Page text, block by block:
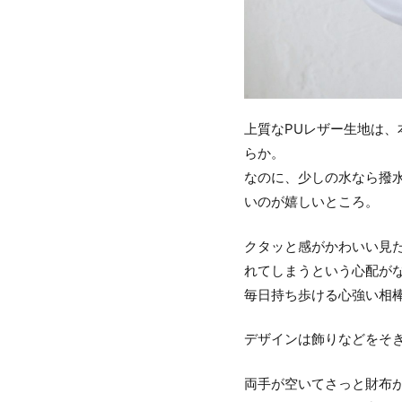
上質なPUレザー生地は
らか。
なのに、少しの水なら撥
いのが嬉しいところ。
クタッと感がかわいい
れてしまうという心配が
毎日持ち歩ける心強い相
デザインは飾りなどをそ
両手が空いてさっと財布